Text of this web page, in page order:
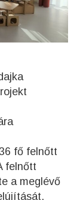
fő felnőtt
felnőtt
a meglévő